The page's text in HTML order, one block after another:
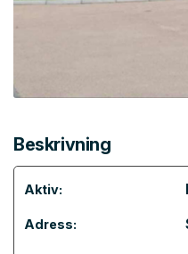
Beskrivning
Aktiv:
Adress: